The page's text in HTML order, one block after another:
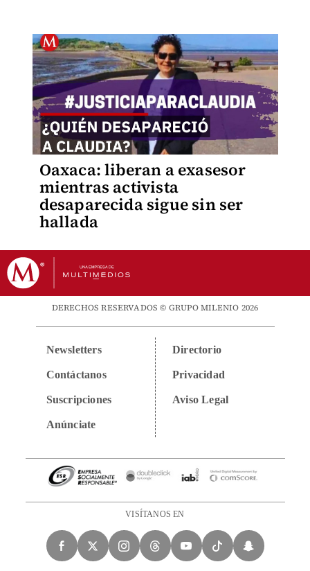
Oaxaca: liberan a exasesor
mientras activista
desaparecida sigue sin ser
hallada
DERECHOS RESERVADOS © GRUPO MILENIO 2026
Newsletters
Contáctanos
Suscripciones
Anúnciate
Directorio
Privacidad
Aviso Legal
VISÍTANOS EN